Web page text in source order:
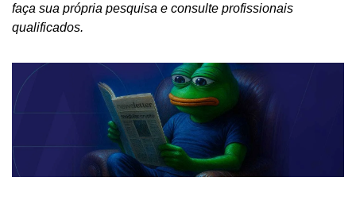
faça sua própria pesquisa e consulte profissionais
qualificados.